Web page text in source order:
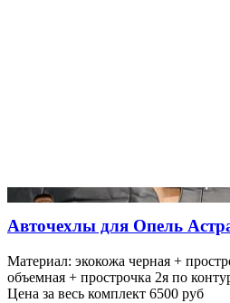
Авточехлы для Опель
Материал: экокожа черная +
объемная + прострочка 2я по
Цена за весь комплект 6500 руб